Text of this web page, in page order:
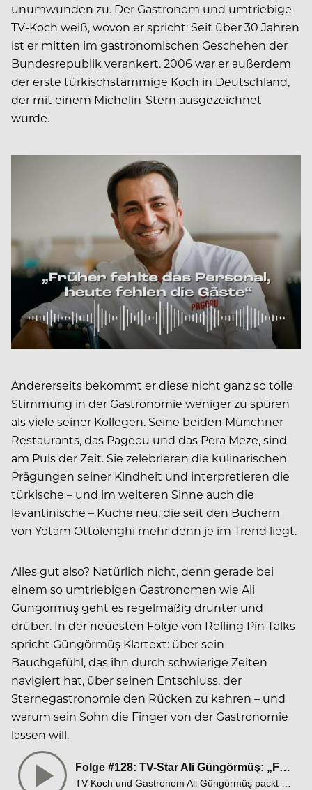
unumwunden zu. Der Gastronom und umtriebige
TV-Koch weiß, wovon er spricht: Seit über 30 Jahren
ist er mitten im gastronomischen Geschehen der
Bundesrepublik verankert. 2006 war er außerdem
der erste türkischstämmige Koch in Deutschland,
der mit einem Michelin-Stern ausgezeichnet
wurde.
Andererseits bekommt er diese nicht ganz so tolle
Stimmung in der Gastronomie weniger zu spüren
als viele seiner Kollegen. Seine beiden Münchner
Restaurants, das Pageou und das Pera Meze, sind
am Puls der Zeit. Sie zelebrieren die kulinarischen
Prägungen seiner Kindheit und interpretieren die
türkische – und im weiteren Sinne auch die
levantinische – Küche neu, die seit den Büchern
von Yotam Ottolenghi mehr denn je im Trend liegt.
Alles gut also? Natürlich nicht, denn gerade bei
einem so umtriebigen Gastronomen wie Ali
Güngörmüş geht es regelmäßig drunter und
drüber. In der neuesten Folge von Rolling Pin Talks
spricht Güngörmüş Klartext: über sein
Bauchgefühl, das ihn durch schwierige Zeiten
navigiert hat, über seinen Entschluss, der
Sternegastronomie den Rücken zu kehren – und
warum sein Sohn die Finger von der Gastronomie
lassen will.